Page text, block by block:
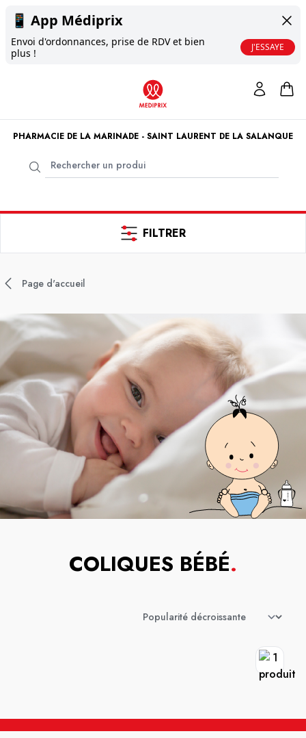
📱 App Médiprix
Envoi d'ordonnances, prise de RDV et bien
plus !
J'ESSAYE
PHARMACIE DE LA MARINADE - SAINT LAURENT DE LA SALANQUE
FILTRER
Page d'accueil
COLIQUES BÉBÉ.